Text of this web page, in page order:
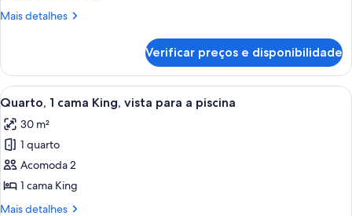
de
Mais detalhes
Mais
2
camas
de
Verificar preços e disponibilidade
Carrega
todas
as
fotos
de
Quarto,
1
Quarto de hotel com cama,
8
Quarto, 1 cama King, vista para a piscina
30 m²
1 quarto
Acomoda 2
1 cama King
Mais detalhes
Mais